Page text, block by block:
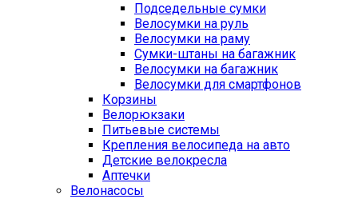
Подседельные сумки
Велосумки на руль
Велосумки на раму
Сумки-штаны на багажник
Велосумки на багажник
Велосумки для смартфонов
Корзины
Велорюкзаки
Питьевые системы
Крепления велосипеда на авто
Детские велокресла
Аптечки
Велонасосы